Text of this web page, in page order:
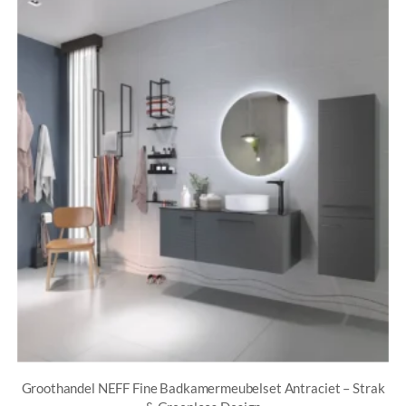
Groothandel NEFF Fine Badkamermeubelset Antraciet – Strak